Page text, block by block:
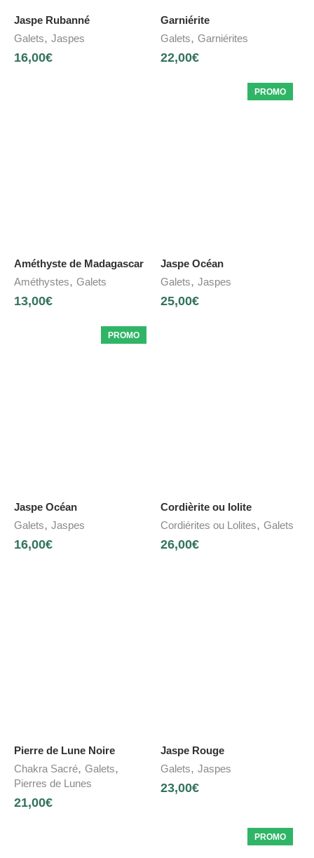
Jaspe Rubanné
Galets, Jaspes
16,00€
Garniérite
Galets, Garniérites
22,00€
Améthyste de Madagascar
Améthystes, Galets
13,00€
PROMO
Jaspe Océan
Galets, Jaspes
25,00€
PROMO
Jaspe Océan
Galets, Jaspes
16,00€
Cordièrite ou Iolite
Cordiérites ou Lolites, Galets
26,00€
Pierre de Lune Noire
Chakra Sacré, Galets,
Pierres de Lunes
21,00€
Jaspe Rouge
Galets, Jaspes
23,00€
PROMO